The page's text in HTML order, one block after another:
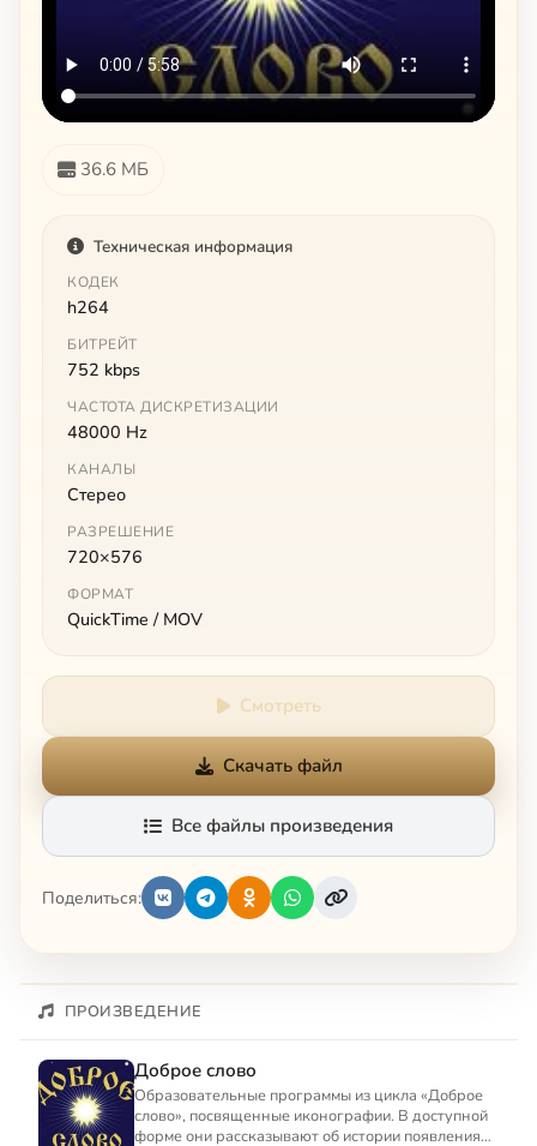
36.6 МБ
Техническая информация
КОДЕК
h264
БИТРЕЙТ
752 kbps
ЧАСТОТА ДИСКРЕТИЗАЦИИ
48000 Hz
КАНАЛЫ
Стерео
РАЗРЕШЕНИЕ
720×576
ФОРМАТ
QuickTime / MOV
Смотреть
Скачать файл
Все файлы произведения
Поделиться:
ПРОИЗВЕДЕНИЕ
Доброе слово
Образовательные программы из цикла «Доброе
слово», посвященные иконографии. В доступной
форме они рассказывают об истории появления